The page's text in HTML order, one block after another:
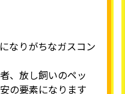
なりがちなガスコン
、放し飼いのペッ
の要素になります